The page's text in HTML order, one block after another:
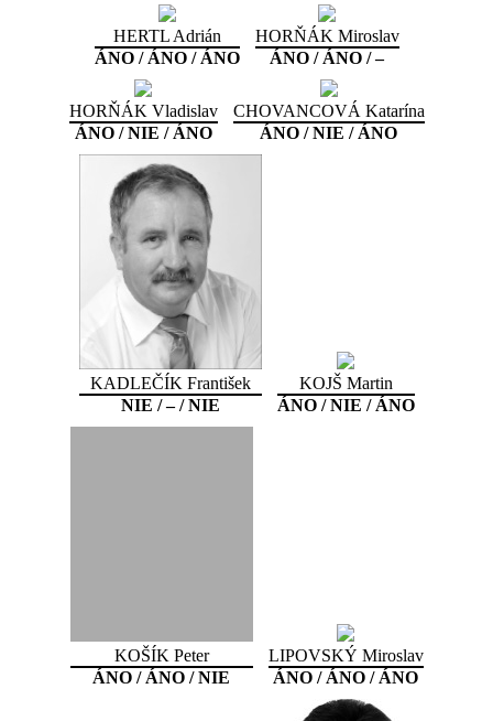
HERTL Adrián
ÁNO / ÁNO / ÁNO
HORŇÁK Miroslav
ÁNO / ÁNO / –
HORŇÁK Vladislav
ÁNO / NIE / ÁNO
CHOVANCOVÁ Katarína
ÁNO / NIE / ÁNO
KADLEČÍK František
NIE / – / NIE
KOJŠ Martin
ÁNO / NIE / ÁNO
KOŠÍK Peter
ÁNO / ÁNO / NIE
LIPOVSKÝ Miroslav
ÁNO / ÁNO / ÁNO